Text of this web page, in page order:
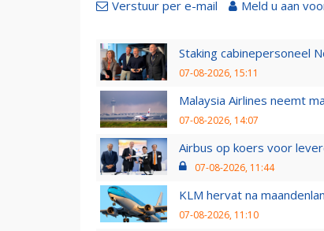
Verstuur per e-mail Meld u aan
Staking cabinepersoneel
07-08-2026, 15:11
Malaysia Airlines neemt
07-08-2026, 14:07
Airbus op koers voor
07-08-2026, 11:44
KLM hervat na
07-08-2026, 11:10